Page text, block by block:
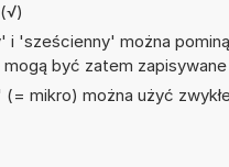
'sześcienny' można
być zatem
mikro) można użyć